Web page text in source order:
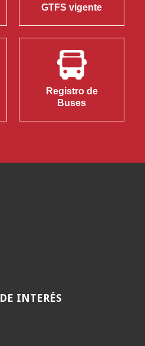
GTFS vigente
Registro de
Buses
DE INTERÉS